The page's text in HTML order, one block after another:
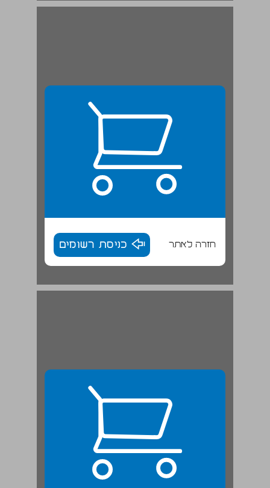
חזרה לאתר כניסת רשומים
התרבות הקהילתית והתרבות האימפריאלית ... 27